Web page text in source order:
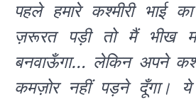
पहले हमारे कश्मीरी भाई
ज़रूरत पड़ी तो मैं भीख
बनवाऊँगा… लेकिन अपने
कमज़ोर नहीं पड़ने दूँगा। ये